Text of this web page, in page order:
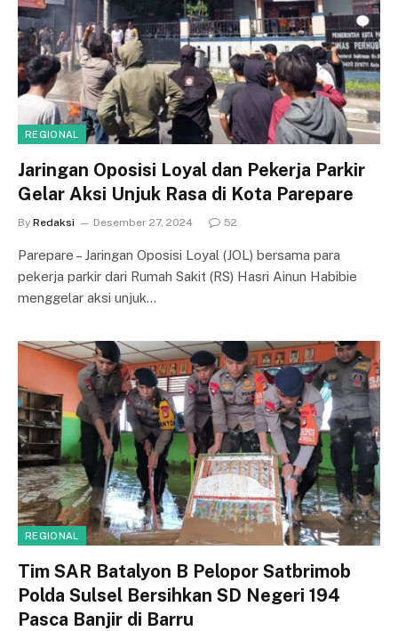
REGIONAL
Jaringan Oposisi Loyal dan Pekerja Parkir
Gelar Aksi Unjuk Rasa di Kota Parepare
By Redaksi Desember 27, 2024 52
Parepare – Jaringan Oposisi Loyal (JOL) bersama para
pekerja parkir dari Rumah Sakit (RS) Hasri Ainun Habibie
menggelar aksi unjuk…
REGIONAL
Tim SAR Batalyon B Pelopor Satbrimob
Polda Sulsel Bersihkan SD Negeri 194
Pasca Banjir di Barru